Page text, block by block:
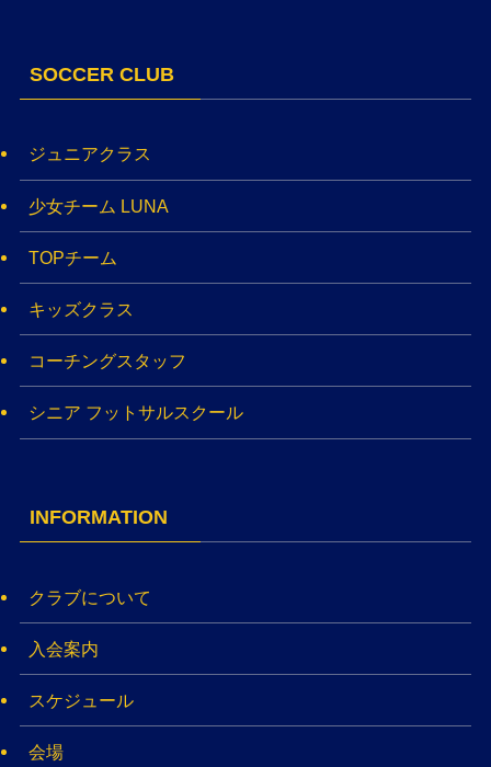
SOCCER CLUB
ジュニアクラス
少女チーム LUNA
TOPチーム
キッズクラス
コーチングスタッフ
シニア フットサルスクール
INFORMATION
クラブについて
入会案内
スケジュール
会場